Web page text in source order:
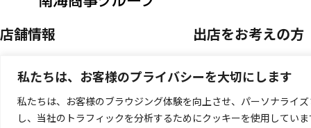
私たちは、お客様のプライバシーを大切にします
私たちは、お客様のブラウジング体験を向上させ、パーソナライ
し、当社のトラフィックを分析するためにクッキーを使用してい
店舗情報
店舗を探す
開催中のPOP UP SHOP
出店をお考えの方
空き区画のご案内
催事店舗出店のご案
キッチンカー出店の